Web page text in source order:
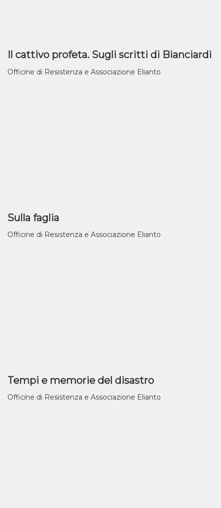
Il cattivo profeta. Sugli scritti di Bianciardi
Officine di Resistenza e Associazione Elianto
Sulla faglia
Officine di Resistenza e Associazione Elianto
Tempi e memorie del disastro
Officine di Resistenza e Associazione Elianto